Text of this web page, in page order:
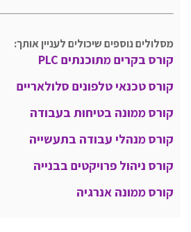
מסלולים נוספים שיכולים לעניין אותך:
קורס בקרים מתוכנתים PLC
קורסטכנאי טלפונים סלולאריים
קורס ממונה בטיחות בעבודה
קורס מנהלי עבודה בתעשייה
קורס ניהול פרויקטים בבנייה
קורס ממונה אנרגיה